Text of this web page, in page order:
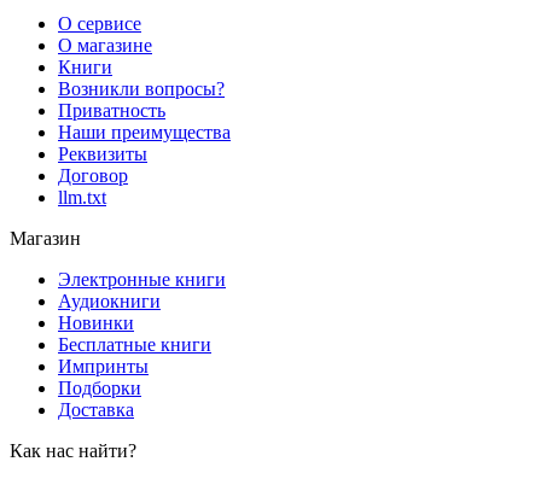
О сервисе
О магазине
Книги
Возникли вопросы?
Приватность
Наши преимущества
Реквизиты
Договор
llm.txt
Магазин
Электронные книги
Аудиокниги
Новинки
Бесплатные книги
Импринты
Подборки
Доставка
Как нас найти?